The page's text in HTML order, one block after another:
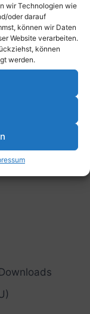
wir Technologien wie
oder darauf
können wir Daten
Website verarbeiten.
können
werden.
Downloads